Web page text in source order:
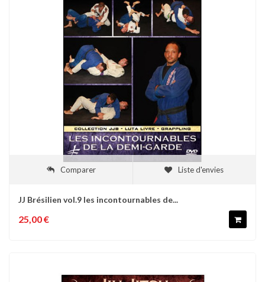
Comparer Liste d'envies
JJ Brésilien vol.9 les incontournables de...
25,00 €